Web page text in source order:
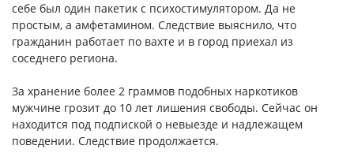
себе был один пакетик с психостимулятором. Да не
простым, а амфетамином. Следствие выяснило, что
гражданин работает по вахте и в город приехал из
соседнего региона.
За хранение более 2 граммов подобных наркотиков
мужчине грозит до 10 лет лишения свободы. Сейчас он
находится под подпиской о невыезде и надлежащем
поведении. Следствие продолжается.